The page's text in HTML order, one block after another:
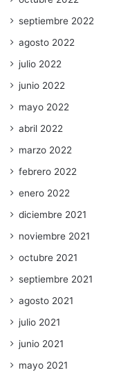
septiembre 2022
agosto 2022
julio 2022
junio 2022
mayo 2022
abril 2022
marzo 2022
febrero 2022
enero 2022
diciembre 2021
noviembre 2021
octubre 2021
septiembre 2021
agosto 2021
julio 2021
junio 2021
mayo 2021